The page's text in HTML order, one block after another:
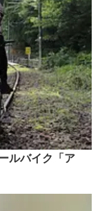
ルバイク「ア